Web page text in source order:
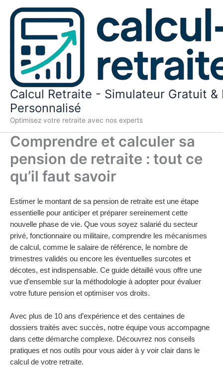
Calcul Retraite - Simulateur Gratuit &
Personnalisé
Optimisez votre retraite avec nos experts
Comprendre et calculer sa
pension de retraite : tout ce
qu’il faut savoir
Estimer le montant de sa pension de retraite est une étape
essentielle pour anticiper et préparer sereinement cette
nouvelle phase de vie. Que vous soyez salarié du secteur
privé, fonctionnaire ou militaire, comprendre les mécanismes
de calcul, comme le salaire de référence, le nombre de
trimestres validés ou encore les éventuelles surcotes et
décotes, est indispensable. Ce guide détaillé vous offre une
vue d’ensemble sur la méthodologie à adopter pour évaluer
votre future pension et optimiser vos droits.
Avec plus de 10 ans d’expérience et des centaines de
dossiers traités avec succès, notre équipe vous accompagne
dans cette démarche complexe. Découvrez nos conseils
pratiques et nos outils pour vous aider à y voir clair dans le
calcul de votre retraite.